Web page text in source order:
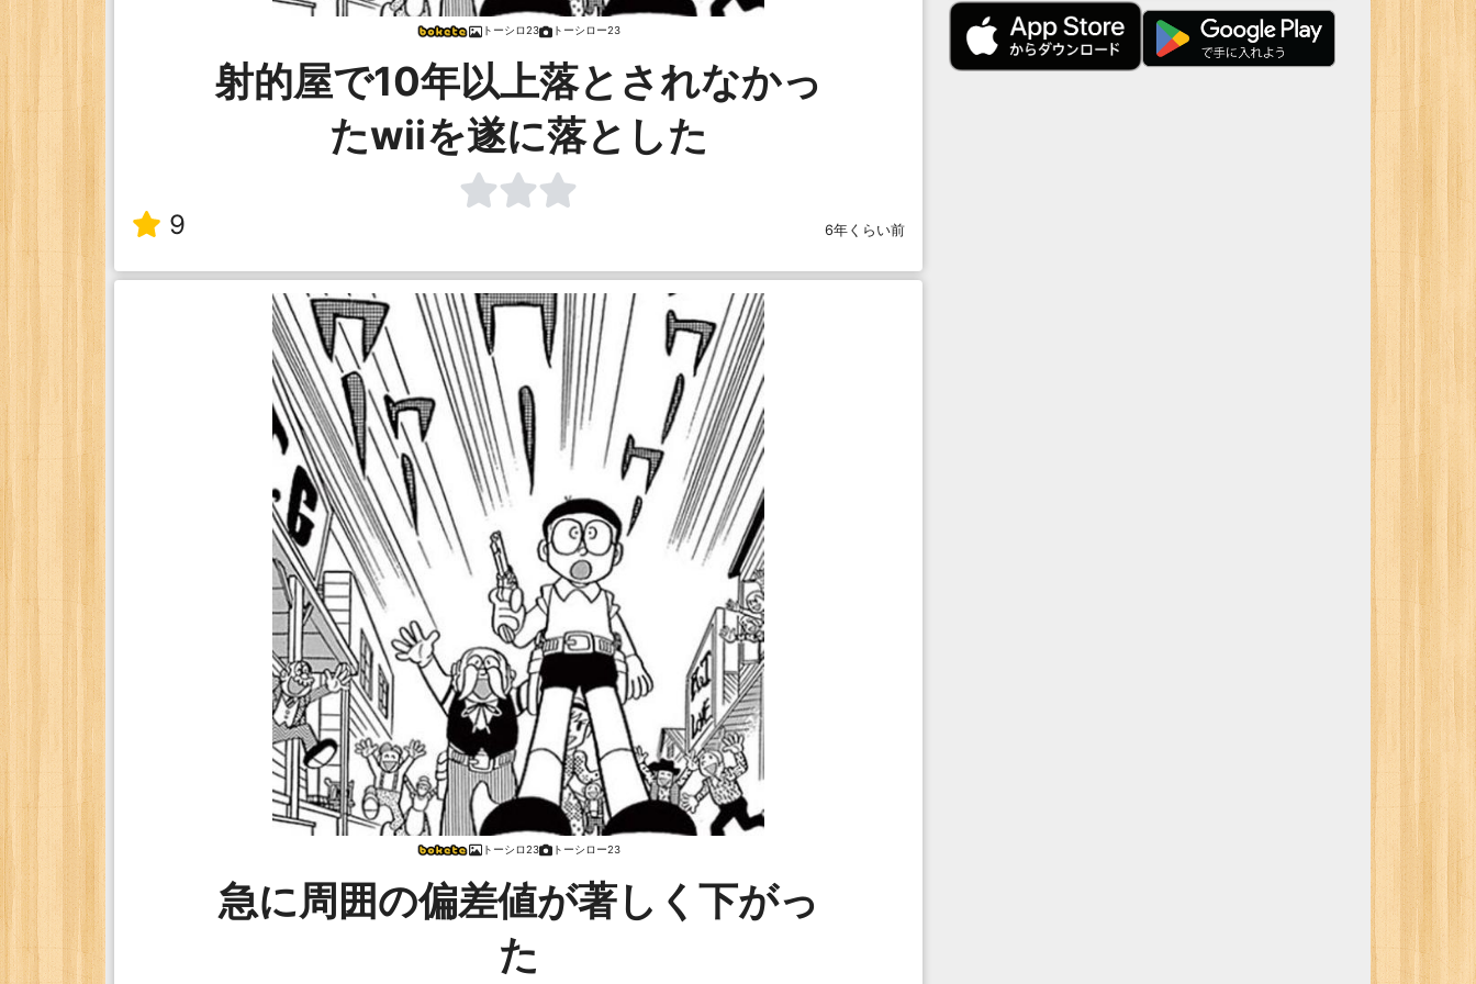
トーシロ23 トーシロー23
射的屋で10年以上落とされなかっ
たwiiを遂に落とした
9 6年くらい前
トーシロ23 トーシロー23
急に周囲の偏差値が著しく下がっ
た